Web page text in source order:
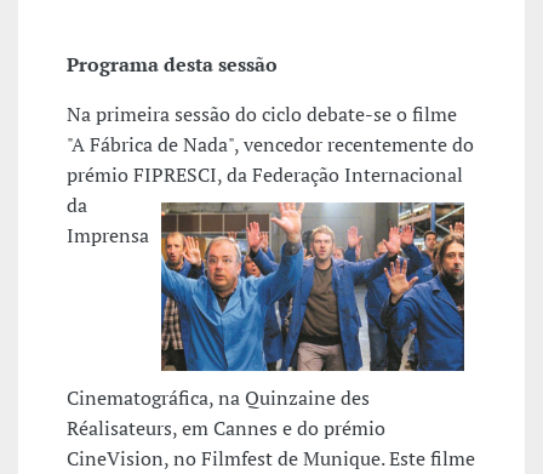
Programa desta sessão
Na primeira sessão do ciclo debate-se o filme
"A Fábrica de Nada", vencedor recentemente do
prémio FIPRESCI, da Federação Internacional
da
Imprensa
Cinematográfica, na Quinzaine des
Réalisateurs, em Cannes e do prémio
CineVision, no Filmfest de Munique. Este filme